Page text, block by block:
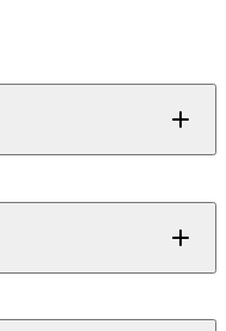
Alcuni contenuti non si
Richiedi accesso